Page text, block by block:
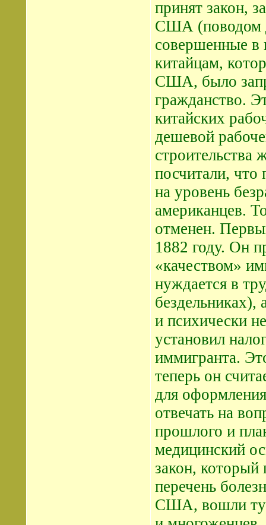
принят закон,
США (поводом
совершенные в
китайцам,
США, было
гражданство.
китайских
дешевой
посчитали, что
на уровень
американцев.
отменен.
1882 году. Он
«качеством»
нуждается в
и психически
установил
иммигранта.
теперь он
для
отвечать на
прошлого и
медицинский
закон,
перечень
США, вошли